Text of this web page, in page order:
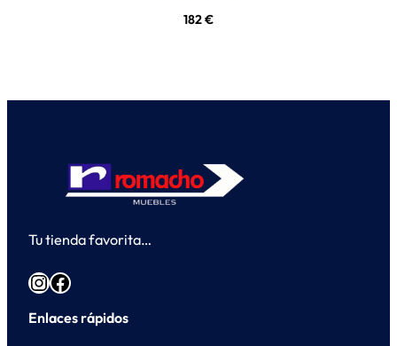
182€
Tu tienda favorita…
InstagramFacebook
Enlaces rápidos